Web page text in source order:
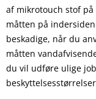
af mikrotouch stof
måtten på
beskadige, når du
måtten
du vil udføre ulige